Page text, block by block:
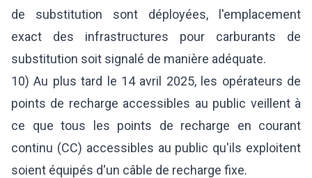
de substitution sont déployées, l'emplacement
exact des infrastructures pour carburants de
substitution soit signalé de manière adéquate.
10) Au plus tard le 14 avril 2025, les opérateurs de
points de recharge accessibles au public veillent à
ce que tous les points de recharge en courant
continu (CC) accessibles au public qu'ils exploitent
soient équipés d'un câble de recharge fixe.